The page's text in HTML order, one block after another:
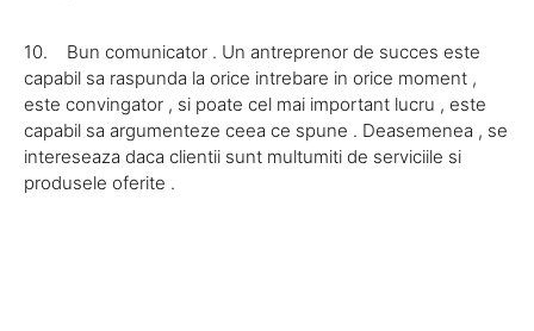
10. Bun comunicator . Un antreprenor de succes este
capabil sa raspunda la orice intrebare in orice moment ,
este convingator , si poate cel mai important lucru , este
capabil sa argumenteze ceea ce spune . Deasemenea , se
intereseaza daca clientii sunt multumiti de serviciile si
produsele oferite .